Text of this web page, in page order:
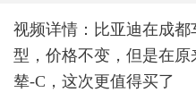
视频详情：比亚迪在成
型，价格不变，但是在
辇-C，这次更值得买了